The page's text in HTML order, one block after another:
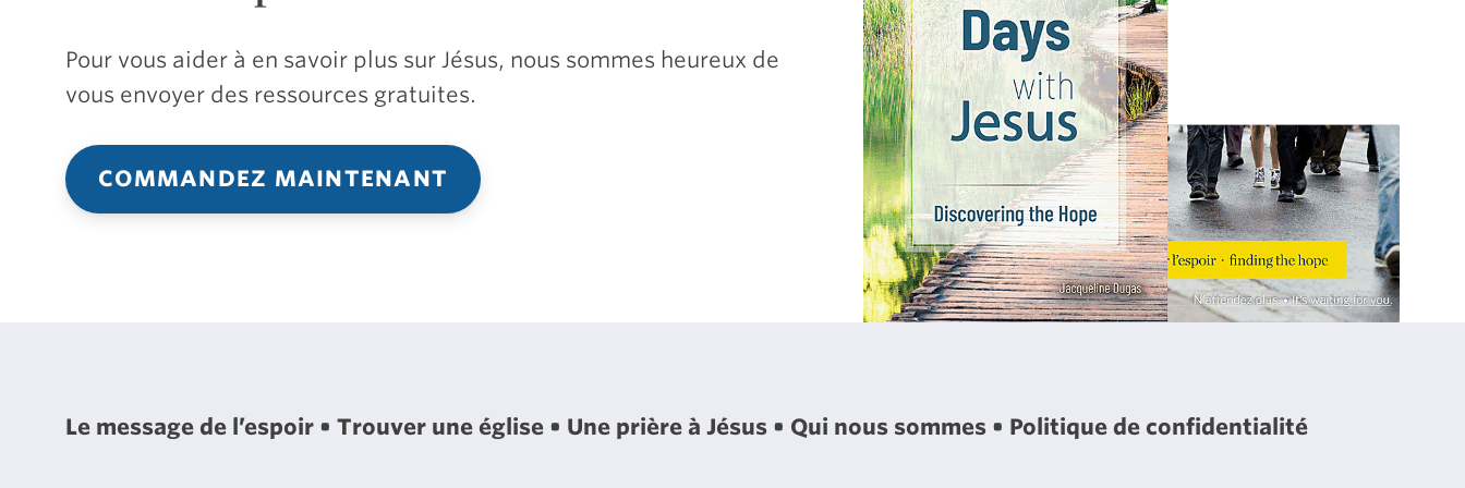
Pour vous aider à en savoir plus sur Jésus, nous sommes heureux de
vous envoyer des ressources gratuites.
COMMANDEZ MAINTENANT
Le message de l’espoir Trouver une église Une prière à Jésus Qui nous sommes Politique de confidentialité